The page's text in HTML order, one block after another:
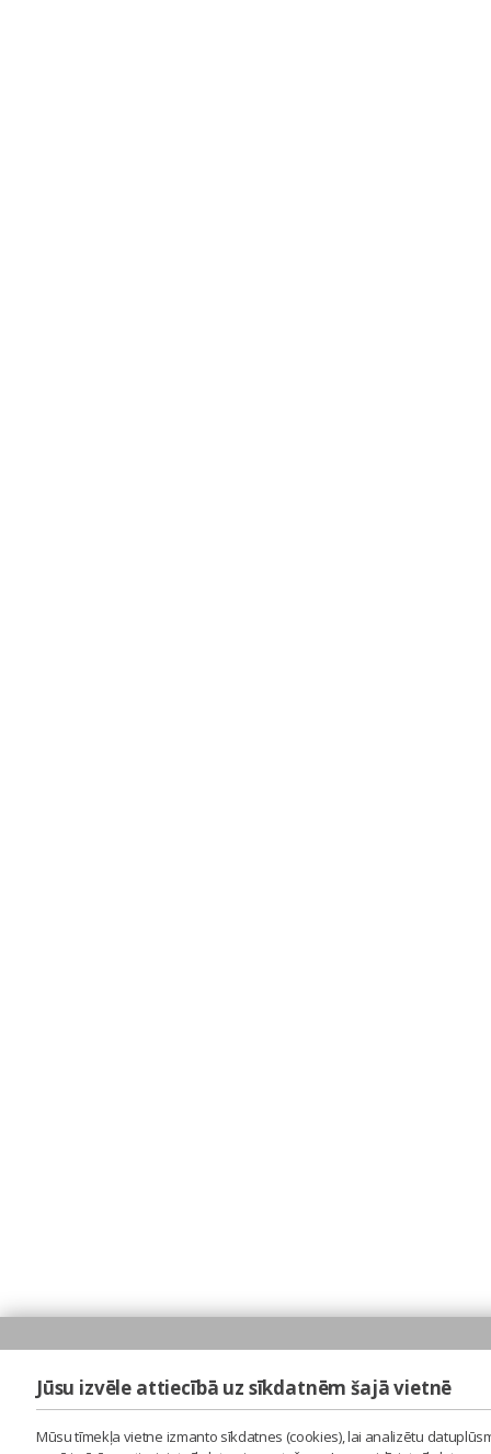
Jūsu izvēle attiecībā uz sīkdatnēm šajā vietnē
Mūsu tīmekļa vietne izmanto sīkdatnes (cookies), lai analizētu